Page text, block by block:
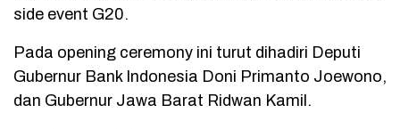
side event G20.
Pada opening ceremony ini turut dihadiri Deputi
Gubernur Bank Indonesia Doni Primanto Joewono,
dan Gubernur Jawa Barat Ridwan Kamil.